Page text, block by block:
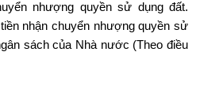
nhượng quyền sử dụng đất.
nhận chuyển nhượng quyền sử
sách của Nhà nước (Theo điều